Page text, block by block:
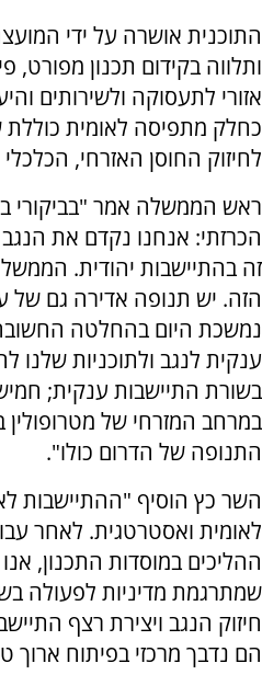
התוכנית אושרה על ידי
ותלווה בקידום תכנון
אזורי לתעסוקה ולשירותים
כחלק מתפיסה לאומית
לחיזוק החוסן האזרחי,
ראש הממשלה אמר "בביקורי
הכרזתי: אנחנו נקדם את
זה בהתיישבות יהודית.
הזה. יש תנופה אדירה גם של
נמשכת היום בהחלטה
ענקית לנגב ולתוכניות שלנו
בשורת התיישבות ענקית;
במרחב המזרחי של
התנופה של הדרום כולו".
לאומית ואסטרטגית. לאחר
ההליכים במוסדות התכנון,
שמתרגמת מדיניות לפעולה
חיזוק הנגב ויצירת רצף
הם נדבך מרכזי בפיתוח ארוך